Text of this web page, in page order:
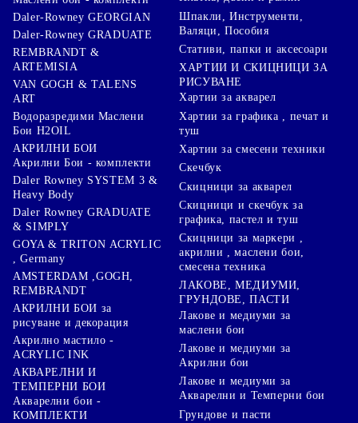
Daler-Rowney GEORGIAN
Daler-Rowney GRADUATE
REMBRANDT &
ARTEMISIA
VAN GOGH & TALENS
ART
Водоразредими Маслени
Бои H2OIL
АКРИЛНИ БОИ
Акрилни Бои - комплекти
Daler Rowney SYSTEM 3 &
Heavy Body
Daler Rowney GRADUATE
& SIMPLY
GOYA & TRITON АCRYLIC
, Germany
AMSTERDAM ,GOGH,
REMBRANDT
АКРИЛНИ БОИ за
рисуване и декорация
Акрилно мастило -
ACRYLIC INK
АКВАРЕЛНИ И
ТЕМПЕРНИ БОИ
Акварелни бои -
КОМПЛЕКТИ
Шпакли, Инструменти,
Валяци, Пособия
Стативи, папки и аксесоари
ХАРТИИ И СКИЦНИЦИ ЗА
РИСУВАНЕ
Хартии за акварел
Хартии за графика , печат и
туш
Хартии за смесени техники
Скечбук
Скицници за акварел
Скицници и скечбук за
графика, пастел и туш
Скицници за маркери ,
акрилни , маслени бои,
смесена техника
ЛАКОВЕ, МЕДИУМИ,
ГРУНДОВЕ, ПАСТИ
Лакове и медиуми за
маслени бои
Лакове и медиуми за
Акрилни бои
Лакове и медиуми за
Акварелни и Темперни бои
Грундове и пасти